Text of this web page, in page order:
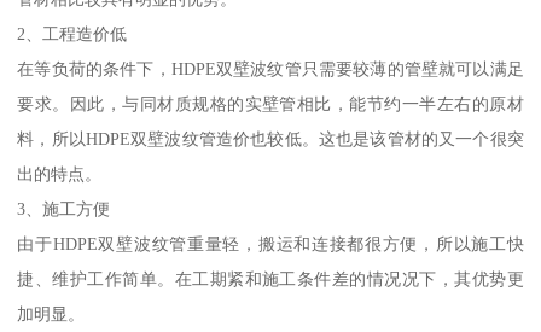
2、工程造价低
在等负荷的条件下，HDPE双壁波纹管只需要较薄的管壁就可以满足
要求。因此，与同材质规格的实壁管相比，能节约一半左右的原材
料，所以HDPE双壁波纹管造价也较低。这也是该管材的又一个很突
出的特点。
3、施工方便
由于HDPE双壁波纹管重量轻，搬运和连接都很方便，所以施工快
捷、维护工作简单。在工期紧和施工条件差的情况况下，其优势更
加明显。